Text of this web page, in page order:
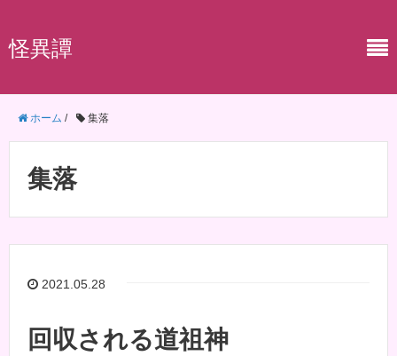
怪異譚
ホーム / 集落
集落
2021.05.28
回収される道祖神